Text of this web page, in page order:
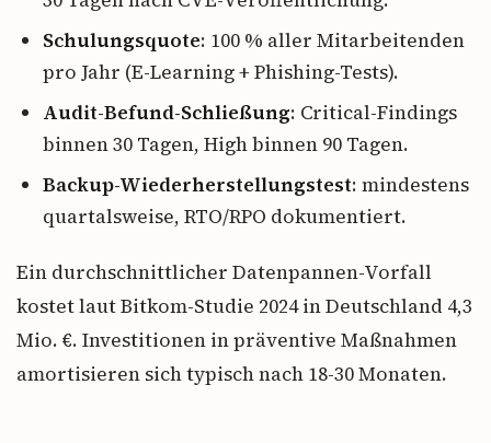
Schulungsquote: 100 % aller Mitarbeitenden
pro Jahr (E-Learning + Phishing-Tests).
Audit-Befund-Schließung: Critical-Findings
binnen 30 Tagen, High binnen 90 Tagen.
Backup-Wiederherstellungstest: mindestens
quartalsweise, RTO/RPO dokumentiert.
Ein durchschnittlicher Datenpannen-Vorfall
kostet laut Bitkom-Studie 2024 in Deutschland 4,3
Mio. €. Investitionen in präventive Maßnahmen
amortisieren sich typisch nach 18-30 Monaten.